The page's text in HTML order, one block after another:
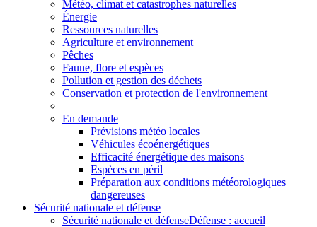
Météo, climat et catastrophes naturelles
Énergie
Ressources naturelles
Agriculture et environnement
Pêches
Faune, flore et espèces
Pollution et gestion des déchets
Conservation et protection de l'environnement
En demande
Prévisions météo locales
Véhicules écoénergétiques
Efficacité énergétique des maisons
Espèces en péril
Préparation aux conditions météorologiques
dangereuses
Sécurité nationale et défense
Sécurité nationale et défenseDéfense : accueil